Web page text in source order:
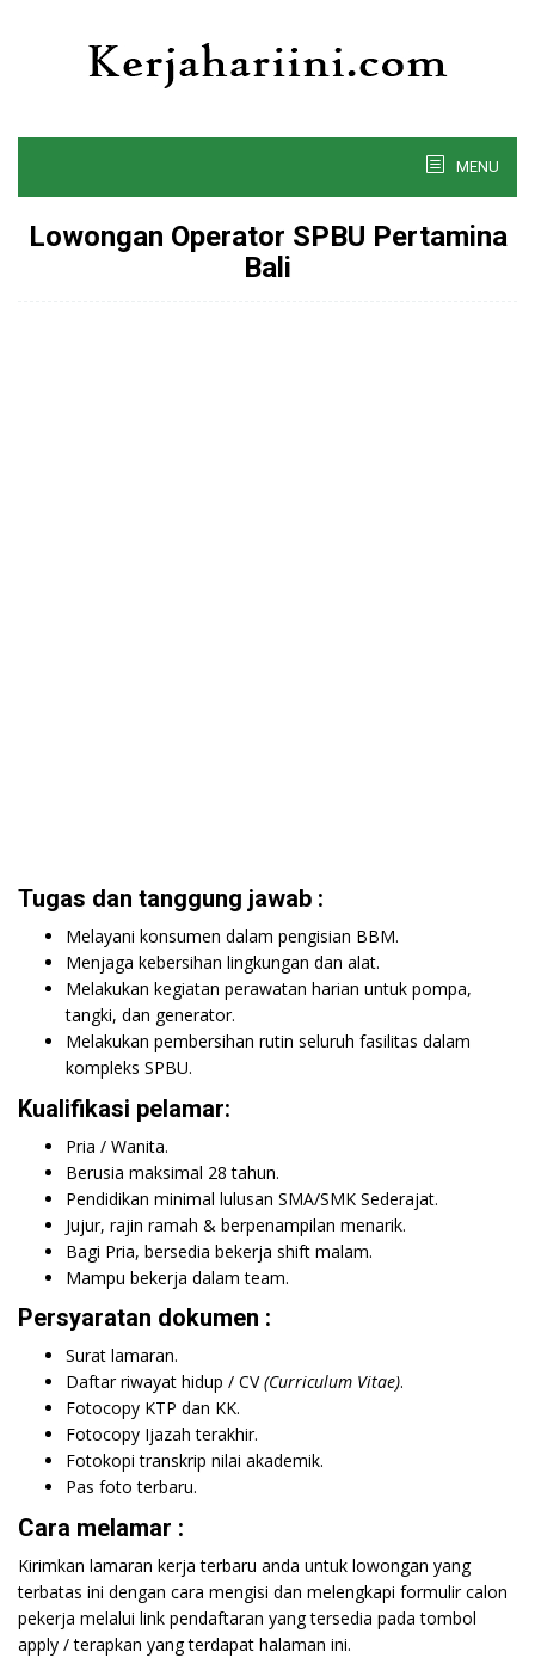
MENU
Lowongan Operator SPBU Pertamina
Bali
Tugas dan tanggung jawab :
Melayani konsumen dalam pengisian BBM.
Menjaga kebersihan lingkungan dan alat.
Melakukan kegiatan perawatan harian untuk pompa,
tangki, dan generator.
Melakukan pembersihan rutin seluruh fasilitas dalam
kompleks SPBU.
Kualifikasi pelamar:
Pria / Wanita.
Berusia maksimal 28 tahun.
Pendidikan minimal lulusan SMA/SMK Sederajat.
Jujur, rajin ramah & berpenampilan menarik.
Bagi Pria, bersedia bekerja shift malam.
Mampu bekerja dalam team.
Persyaratan dokumen :
Surat lamaran.
Daftar riwayat hidup / CV(Curriculum Vitae).
Fotocopy KTP dan KK.
Fotocopy Ijazah terakhir.
Fotokopi transkrip nilai akademik.
Pas foto terbaru.
Cara melamar :
Kirimkan lamaran kerja terbaru anda untuk lowongan yang
terbatas ini dengan cara mengisi dan melengkapi formulir calon
pekerja melalui link pendaftaran yang tersedia pada tombol
apply / terapkan yang terdapat halaman ini.